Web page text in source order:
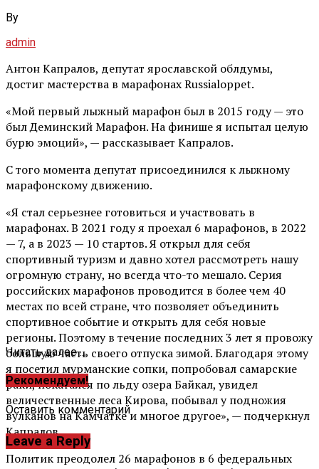
By
admin
Антон Капралов, депутат ярославской облдумы,
достиг мастерства в марафонах Russialoppet.
«Мой первый лыжный марафон был в 2015 году — это
был Деминский Марафон. На финише я испытал целую
бурю эмоций», — рассказывает Капралов.
С того момента депутат присоединился к лыжному
марафонскому движению.
«Я стал серьезнее готовиться и участвовать в
марафонах. В 2021 году я проехал 6 марафонов, в 2022
— 7, а в 2023 — 10 стартов. Я открыл для себя
спортивный туризм и давно хотел рассмотреть нашу
огромную страну, но всегда что-то мешало. Серия
российских марафонов проводится в более чем 40
местах по всей стране, что позволяет объединить
спортивное событие и открыть для себя новые
регионы. Поэтому в течение последних 3 лет я провожу
большую часть своего отпуска зимой. Благодаря этому
я посетил мурманские сопки, попробовал самарские
раки, покатался по льду озера Байкал, увидел
величественные леса Кирова, побывал у подножия
вулканов на Камчатке и многое другое», — подчеркнул
Капралов.
Политик преодолел 26 марафонов в 6 федеральных
Читать далее ...
Рекомендуем!
Оставить комментарий
Leave a Reply